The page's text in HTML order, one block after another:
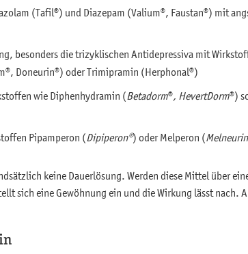
(Tafil®) und Diazepam (Valium®, Faustan®) mit
besonders die trizyklischen Antidepressiva mit
Doneurin®) oder Trimipramin (Herphonal®)
wie Diphenhydramin (Betadorm®, HevertDorm®)
Pipamperon (Dipiperon®) oder Melperon (Melneurin
keine Dauerlösung. Werden diese Mittel über
sich eine Gewöhnung ein und die Wirkung lässt nach.